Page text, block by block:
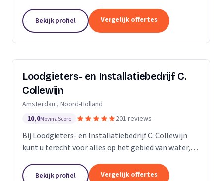
vervangen. Rioolcamera, Riooldetectie...
Bekijk profiel Vergelijk offertes
Loodgieters- en Installatiebedrijf C.
Collewijn
Amsterdam, Noord-Holland
10,0Moving Score 201 reviews
Bij Loodgieters- en Installatiebedrijf C. Collewijn
kunt u terecht voor alles op het gebied van water,
zinkwerken. Voor vakkundig installeren,...
Bekijk profiel Vergelijk offertes